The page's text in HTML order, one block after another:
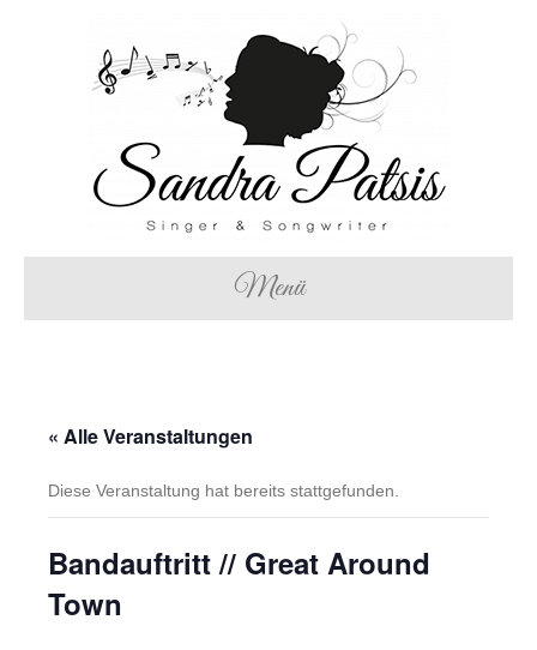
Menü
« Alle Veranstaltungen
Diese Veranstaltung hat bereits stattgefunden.
Bandauftritt // Great Around
Town